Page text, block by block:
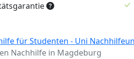
für Studenten - Uni
Nachhilfe in Magdeburg